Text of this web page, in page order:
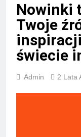
Nowinki
Twoje
świecie
Admin 2 Lata